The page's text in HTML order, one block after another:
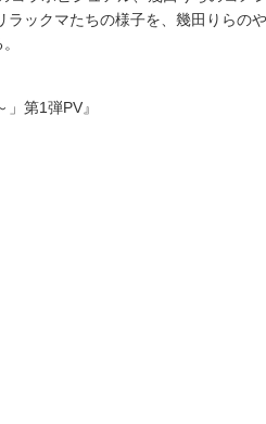
ックマたちの様子を、幾田りらの
第1弾PV』